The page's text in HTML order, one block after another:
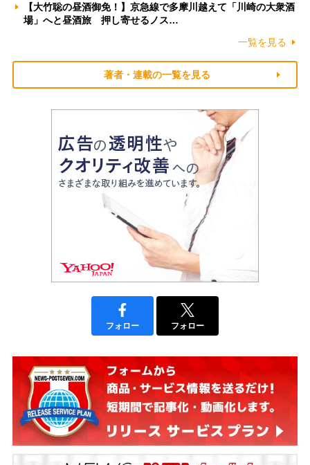
【大竹聡の昼酒御免！】京急線で多摩川越えて「川崎の大衆酒
場」へと昼酒旅 押し寄せるノス…
一覧を見る
著者・連載の一覧を見る
フォロー フォロー